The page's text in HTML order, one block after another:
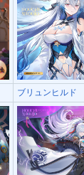
ブリュンヒルド